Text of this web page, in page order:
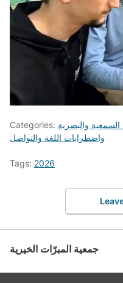
Categories: السمعية والبصرية
واضطرابات اللغة والتواصل
Tags: 2026
جمعية المبرّات الخيرية